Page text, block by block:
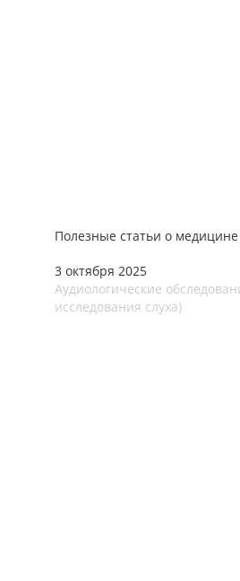
Полезные статьи о медицине
3 октября 2025
Аудиологические
исследования слуха)